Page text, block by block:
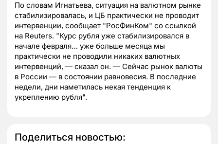
По словам Игнатьева, ситуация на валютном рынке
стабилизировалась, и ЦБ практически не проводит
интервенции, сообщает "РосФинКом" со ссылкой
на Reuters. "Курс рубля уже стабилизировался в
начале февраля… уже больше месяца мы
практически не проводили никаких валютных
интервенций, — сказал он. — Сейчас рынок валюты
в России — в состоянии равновесия. В последние
недели, дни наметилась некая тенденция к
укреплению рубля".
Поделиться новостью: